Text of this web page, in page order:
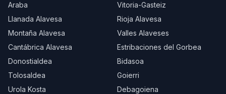
Araba
Vitoria-Gasteiz
Llanada Alavesa
Rioja Alavesa
Montaña Alavesa
Valles Alaveses
Cantábrica Alavesa
Estribaciones del Gorbea
Donostialdea
Bidasoa
Tolosaldea
Goierri
Urola Kosta
Debagoiena